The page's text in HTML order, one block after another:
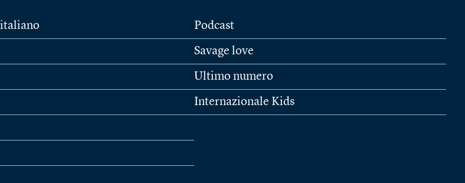
Podcast
Savage love
Ultimo numero
Internazionale Kids